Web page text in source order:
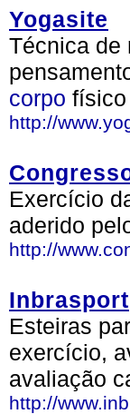
Yogasite
Técnica de
corpo físico
http://
Exercício
aderido
http://
Inbrasport
Esteiras
exercício,
avaliação
http://